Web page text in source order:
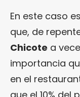
En este caso
que, de
Chicote a
importancia
en el